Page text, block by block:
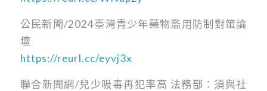
公民新聞/2024臺灣青少年藥物濫用防制對策論
壇
https://reurl.cc/eyvj3x
聯合新聞網/兒少吸毒再犯率高 法務部：須與社